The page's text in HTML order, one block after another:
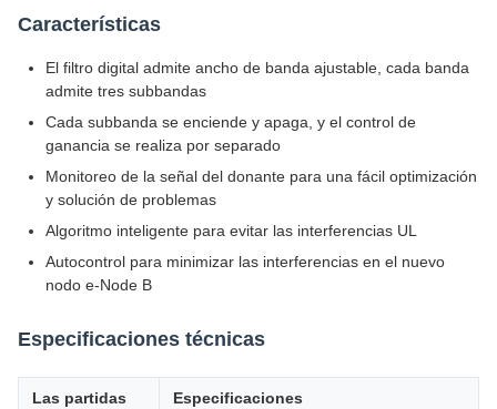
Características
El filtro digital admite ancho de banda ajustable, cada banda
admite tres subbandas
Cada subbanda se enciende y apaga, y el control de
ganancia se realiza por separado
Monitoreo de la señal del donante para una fácil optimización
y solución de problemas
Algoritmo inteligente para evitar las interferencias UL
Autocontrol para minimizar las interferencias en el nuevo
nodo e-Node B
Especificaciones técnicas
Las partidas Especificaciones